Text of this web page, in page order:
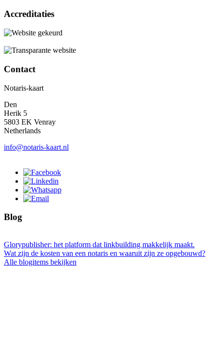
Accreditaties
Contact
Notaris-kaart
Den
Herik 5
5803 EK Venray
Netherlands
info@notaris-kaart.nl
Blog
Glorypublisher: het platform dat linkbuilding makkelijk maakt.
Wat zijn de kosten van een notaris en waaruit zijn ze opgebouwd?
Alle blogitems bekijken